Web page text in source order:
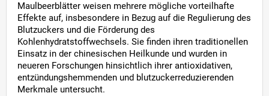
Maulbeerblätter weisen mehrere mögliche vorteilhafte
Effekte auf, insbesondere in Bezug auf die Regulierung des
Blutzuckers und die Förderung des
Kohlenhydratstoffwechsels. Sie finden ihren traditionellen
Einsatz in der chinesischen Heilkunde und wurden in
neueren Forschungen hinsichtlich ihrer antioxidativen,
entzündungshemmenden und blutzuckerreduzierenden
Merkmale untersucht.